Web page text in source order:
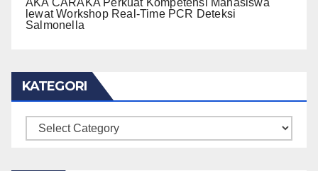
AKA CARAKA Perkuat Kompetensi Mahasiswa
lewat Workshop Real-Time PCR Deteksi
Salmonella
KATEGORI
KATEGORI